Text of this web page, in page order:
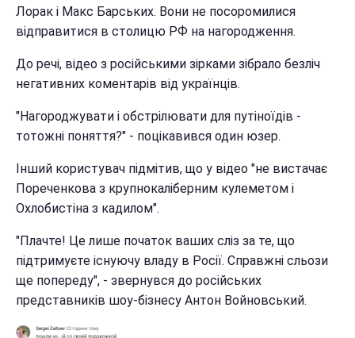
Лорак і Макс Барських. Вони не посоромилися
відправитися в столицю РФ на нагородження.
До речі, відео з російськими зірками зібрало безліч
негативних коментарів від українців.
"Нагороджувати і обстрілювати для путіноїдів -
тотожні поняття?" - поцікавився один юзер.
Інший користувач підмітив, що у відео "не вистачає
Пореченкова з крупнокаліберним кулеметом і
Охлобистіна з кадилом".
"Плачте! Це лише початок ваших сліз за те, що
підтримуєте існуючу владу в Росії. Справжні сльози
ще попереду", - звернувся до російських
представників шоу-бізнесу Антон Войновський.